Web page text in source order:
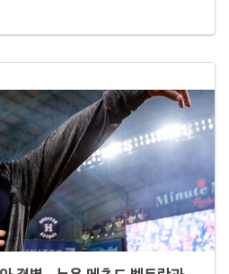
치를 총 13명 두게 됐습니다. 메이저리그